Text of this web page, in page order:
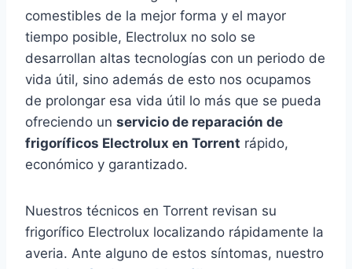
comestibles de la mejor forma y el mayor
tiempo posible, Electrolux no solo se
desarrollan altas tecnologías con un periodo de
vida útil, sino además de esto nos ocupamos
de prolongar esa vida útil lo más que se pueda
ofreciendo un servicio de reparación de
frigoríficos Electrolux en Torrent rápido,
económico y garantizado.
Nuestros técnicos en Torrent revisan su
frigorífico Electrolux localizando rápidamente la
averia. Ante alguno de estos síntomas, nuestro